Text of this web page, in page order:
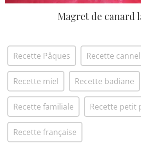
Magret de canard
Recette Pâques Recette
Recette miel Recette badiane
Recette familiale Recette petit
Recette française